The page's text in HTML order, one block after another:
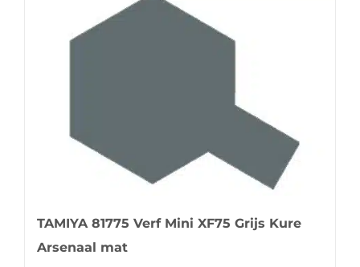
TAMIYA 81775 Verf Mini XF75 Grijs Kure
Arsenaal mat